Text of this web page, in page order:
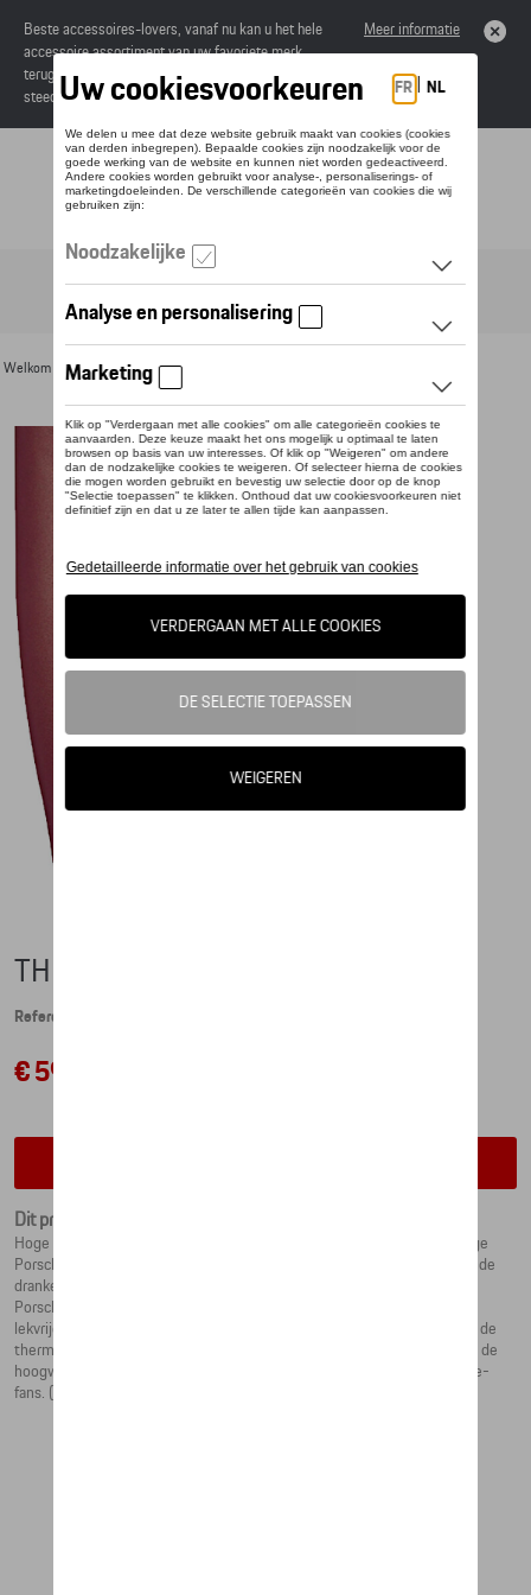
Beste accessoires-lovers, vanaf nu kan u het hele
accessoire assortiment van uw favoriete merk
terugvinden in de online catalogus. Deze kunnen
steeds besteld worden via uw dealer.
Meer informatie
Toggle navigation
Welkom >Voor u >Divers >
THERMOSBEKER XL - CHERRY
Referentie: WAP0502020PTHB
€ 59,99
Dit product is momenteel niet op stock
Hoge prestaties op zowel warme als koude dagen: de XL dubbelwandige
Porsche thermo-geïsoleerde beker houdt warme dranken warm en koude
dranken koel. Het Porsche-wapen siert de body, terwijl het deksel het
Porsche-logo in reliëf draagt. Het moderne, tijdloze design, het 100%
lekvrije deksel, de robuuste poedercoating en het grote volume maken de
thermosbeker tot de perfecte metgezel, ook op langere reizen. Dankzij de
hoogwaardige verpakking is het ook een ideaal cadeau voor alle Porsche-
fans. (ca. 900 ml)